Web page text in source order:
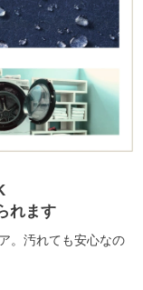
れます
。汚れても安心なの